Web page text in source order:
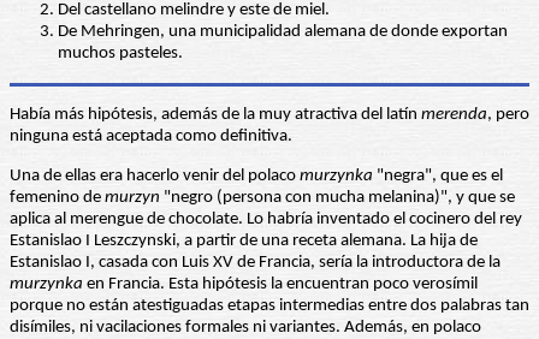
Del castellano melindre y este de miel.
De Mehringen, una municipalidad alemana de donde exportan
muchos pasteles.
Había más hipótesis, además de la muy atractiva del latín merenda, pero
ninguna está aceptada como definitiva.
Una de ellas era hacerlo venir del polaco murzynka "negra", que es el
femenino de murzyn "negro (persona con mucha melanina)", y que se
aplica al merengue de chocolate. Lo habría inventado el cocinero del rey
Estanislao I Leszczynski, a partir de una receta alemana. La hija de
Estanislao I, casada con Luis XV de Francia, sería la introductora de la
murzynka en Francia. Esta hipótesis la encuentran poco verosímil
porque no están atestiguadas etapas intermedias entre dos palabras tan
disímiles, ni vacilaciones formales ni variantes. Además, en polaco